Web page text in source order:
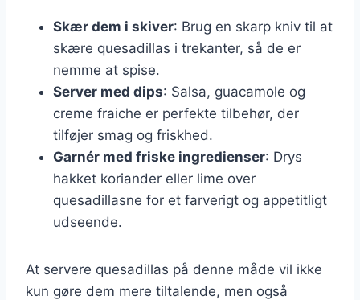
Skær dem i skiver: Brug en skarp kniv til at
skære quesadillas i trekanter, så de er
nemme at spise.
Server med dips: Salsa, guacamole og
creme fraiche er perfekte tilbehør, der
tilføjer smag og friskhed.
Garnér med friske ingredienser: Drys
hakket koriander eller lime over
quesadillasne for et farverigt og appetitligt
udseende.
At servere quesadillas på denne måde vil ikke
kun gøre dem mere tiltalende, men også